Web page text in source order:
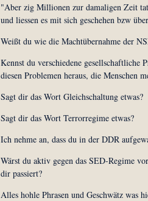
"Aber zig Millionen zur damaligen Zeit
und liessen es mit sich geschehen bzw
Weißt du wie die Machtübernahme der
Kennst du verschiedene gesellschaftliche
diesen Problemen heraus, die Menschen
Sagt dir das Wort Gleichschaltung etwas?
Sagt dir das Wort Terrorregime etwas?
Ich nehme an, dass du in der DDR
Wärst du aktiv gegen das SED-Regime
dir passiert?
Alles hohle Phrasen und Geschwätz was